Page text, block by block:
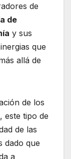
de
de
y sus
que
allá de
de los
este tipo de
de las
dado que
a